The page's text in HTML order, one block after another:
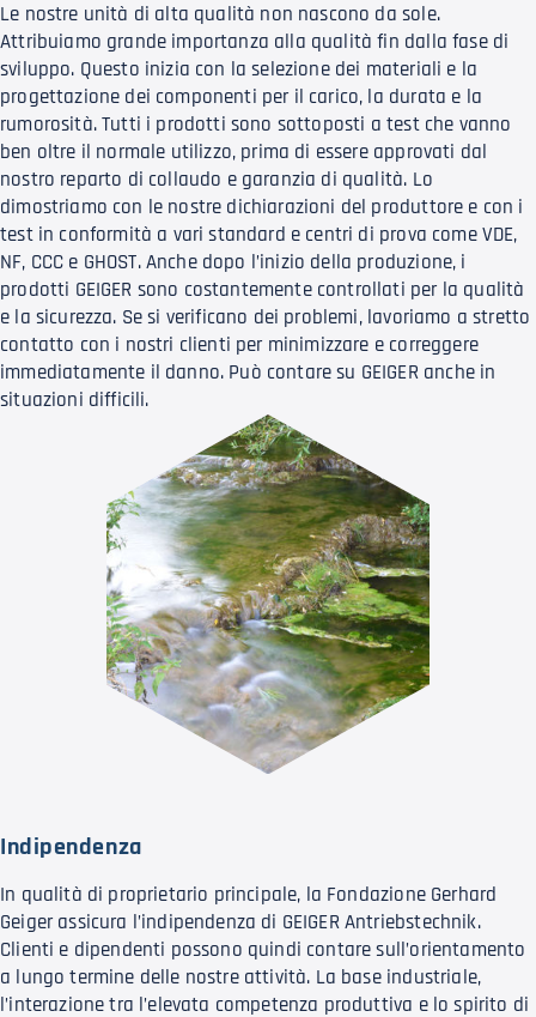
Le nostre unità di alta qualità non nascono da sole.
Attribuiamo grande importanza alla qualità fin dalla fase di
sviluppo. Questo inizia con la selezione dei materiali e la
progettazione dei componenti per il carico, la durata e la
rumorosità. Tutti i prodotti sono sottoposti a test che vanno
ben oltre il normale utilizzo, prima di essere approvati dal
nostro reparto di collaudo e garanzia di qualità. Lo
dimostriamo con le nostre dichiarazioni del produttore e con i
test in conformità a vari standard e centri di prova come VDE,
NF, CCC e GHOST. Anche dopo l’inizio della produzione, i
prodotti GEIGER sono costantemente controllati per la qualità
e la sicurezza. Se si verificano dei problemi, lavoriamo a stretto
contatto con i nostri clienti per minimizzare e correggere
immediatamente il danno. Può contare su GEIGER anche in
situazioni difficili.
Indipendenza
In qualità di proprietario principale, la Fondazione Gerhard
Geiger assicura l’indipendenza di GEIGER Antriebstechnik.
Clienti e dipendenti possono quindi contare sull’orientamento
a lungo termine delle nostre attività. La base industriale,
l’interazione tra l’elevata competenza produttiva e lo spirito di